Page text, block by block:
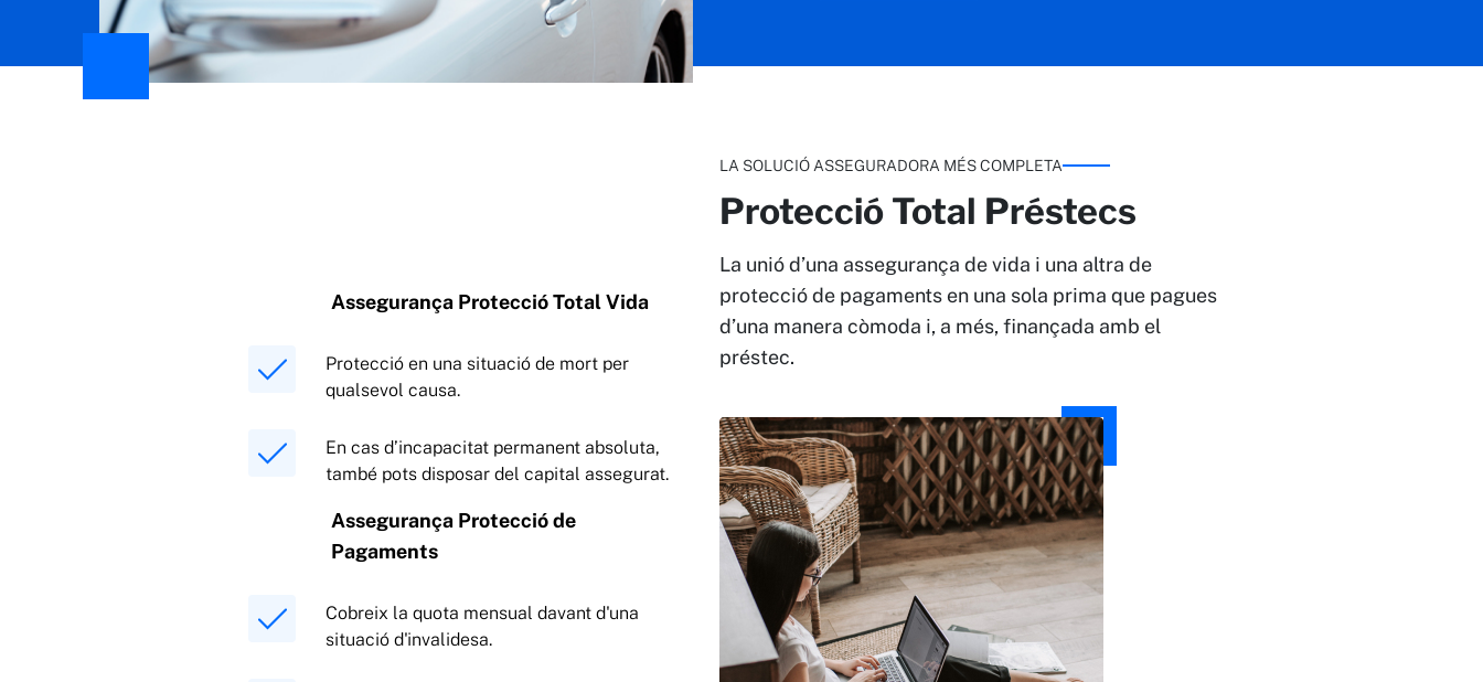
LA SOLUCIÓ ASSEGURADORA MÉS COMPLETA
Protecció Total Préstecs
La unió d’una assegurança de vida i una altra de
protecció de pagaments en una sola prima que pagues
d’una manera còmoda i, a més, finançada amb el
préstec.
Assegurança Protecció Total Vida
Protecció en una situació de mort per
qualsevol causa.
En cas d’incapacitat permanent absoluta,
també pots disposar del capital assegurat.
Assegurança Protecció de
Pagaments
Cobreix la quota mensual davant d'una
situació d'invalidesa.